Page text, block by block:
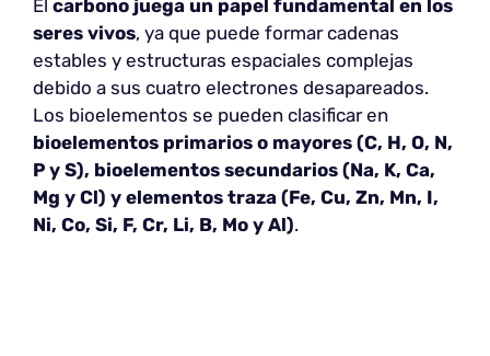
El carbono juega un papel fundamental en los
seres vivos, ya que puede formar cadenas
estables y estructuras espaciales complejas
debido a sus cuatro electrones desapareados.
Los bioelementos se pueden clasificar en
bioelementos primarios o mayores (C, H, O, N,
P y S), bioelementos secundarios (Na, K, Ca,
Mg y Cl) y elementos traza (Fe, Cu, Zn, Mn, I,
Ni, Co, Si, F, Cr, Li, B, Mo y Al).